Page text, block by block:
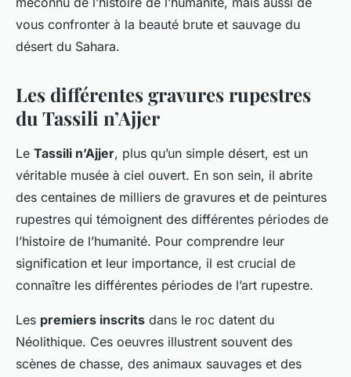
vous confronter à la beauté brute et sauvage du
désert du Sahara.
Les différentes gravures rupestres
du Tassili n’Ajjer
Le Tassili n’Ajjer, plus qu’un simple désert, est un
véritable musée à ciel ouvert. En son sein, il abrite
des centaines de milliers de gravures et de peintures
rupestres qui témoignent des différentes périodes de
l’histoire de l’humanité. Pour comprendre leur
signification et leur importance, il est crucial de
connaître les différentes périodes de l’art rupestre.
Les premiers inscrits dans le roc datent du
Néolithique. Ces oeuvres illustrent souvent des
scènes de chasse, des animaux sauvages et des